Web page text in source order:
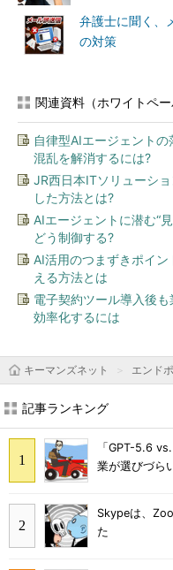
弁護士に聞く、
の対策
関連資料（ホワイトペー
自律型AIエージェント
混乱を解消するには?
JR西日本ITソリューシ
した方法とは?
AIエージェントに潜む“
どう制御する?
AI活用のつまずきポイ
える方法とは
電子契約ツール導入後
効率化するには
キーマンズネット エンド
記事ランキング
「GPT-5.6
業が選びづら
Skypeは、
た